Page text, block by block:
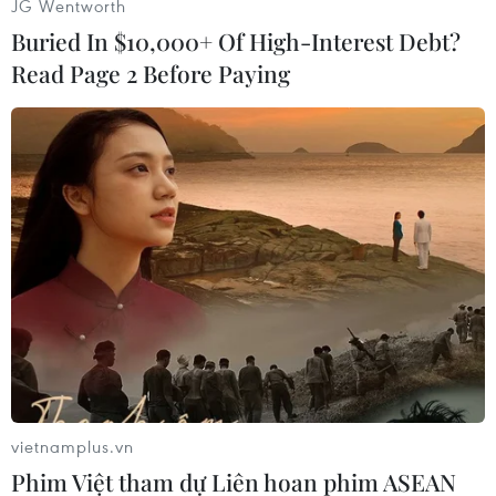
#Nintendo #Wii #PlayStation
#Xbox One
#Thiết bị giải trí gia đình
Áo
JG Wentworth
Buried In $10,000+ Of High-Interest Debt?
Read Page 2 Before Paying
vietnamplus.vn
Phim Việt tham dự Liên hoan phim ASEAN